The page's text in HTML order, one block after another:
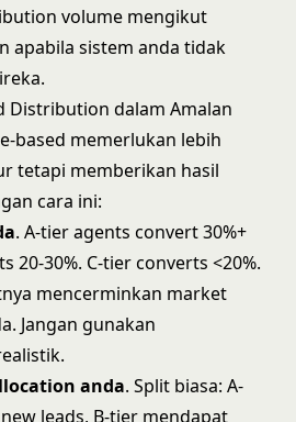
volume mengikut
apabila sistem anda tidak
Distribution dalam Amalan
based memerlukan lebih
tetapi memberikan hasil
cara ini:
. A-tier agents convert 30%+
20-30%. C-tier converts <20%.
mencerminkan market
Jangan gunakan
anda. Split biasa: A-
leads, B-tier mendapat